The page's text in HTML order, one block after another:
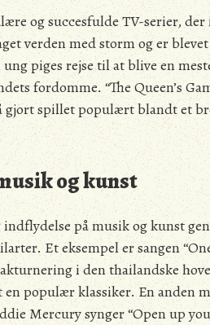
og succesfulde TV-serier, der
verden med storm og er
piges rejse til at blive en
fordomme. “The Queen’s
gjort spillet populært blandt et
og kunst
indflydelse på musik og kunst
Et eksempel er sangen
i den thailandske
populær klassiker. En anden
Mercury synger “Open up